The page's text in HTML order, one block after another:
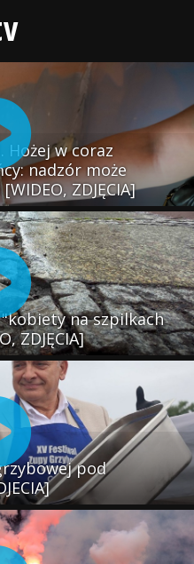
Hożej w coraz
nadzór może
ZDJĘCIA]
"kobiety na szpilkach
ZDJĘCIA]
pod